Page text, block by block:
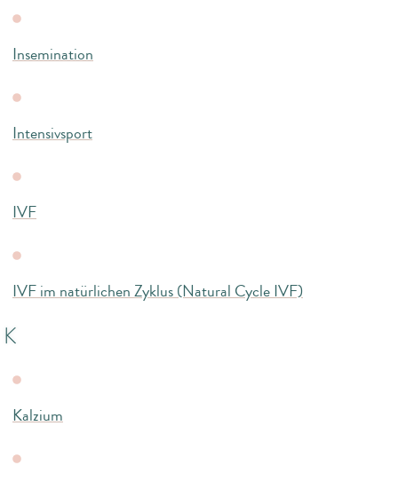
Insemination
Intensivsport
IVF
IVF im natürlichen Zyklus (Natural Cycle IVF)
K
Kalzium